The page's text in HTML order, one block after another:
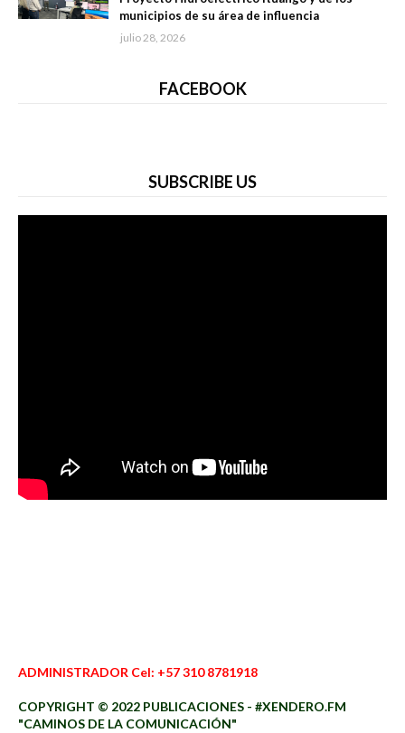
municipios de su área de influencia
julio 28, 2026
FACEBOOK
SUBSCRIBE US
ADMINISTRADOR Cel: +57 310 8781918
COPYRIGHT © 2022 PUBLICACIONES - #XENDERO.FM
"CAMINOS DE LA COMUNICACIÓN"